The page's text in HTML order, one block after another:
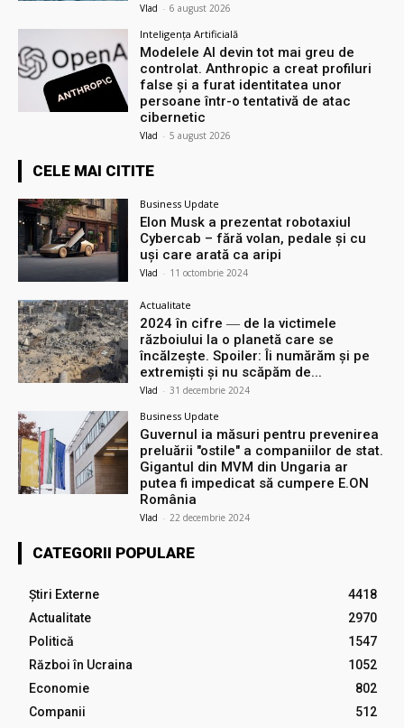
Vlad - 6 august 2026
Inteligența Artificială
Modelele AI devin tot mai greu de
controlat. Anthropic a creat profiluri
false și a furat identitatea unor
persoane într-o tentativă de atac
cibernetic
Vlad - 5 august 2026
CELE MAI CITITE
Business Update
Elon Musk a prezentat robotaxiul
Cyberсab – fără volan, pedale și cu
uși care arată ca aripi
Vlad - 11 octombrie 2024
Actualitate
2024 în cifre ― de la victimele
războiului la o planetă care se
încălzește. Spoiler: Îi numărăm și pe
extremiști și nu scăpăm de...
Vlad - 31 decembrie 2024
Business Update
Guvernul ia măsuri pentru prevenirea
preluării ″ostile″ a companiilor de stat.
Gigantul din MVM din Ungaria ar
putea fi impedicat să cumpere E.ON
România
Vlad - 22 decembrie 2024
CATEGORII POPULARE
Știri Externe
4418
Actualitate
2970
Politică
1547
Război în Ucraina
1052
Economie
802
Companii
512